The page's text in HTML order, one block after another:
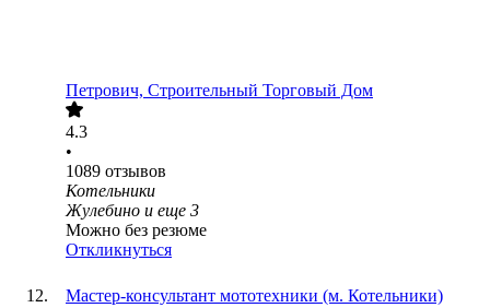
Петрович, Строительный Торговый Дом
4.3
•
1089 отзывов
Котельники
Жулебино и еще 3
Можно без резюме
Откликнуться
Мастер-консультант мототехники (м. Котельники)